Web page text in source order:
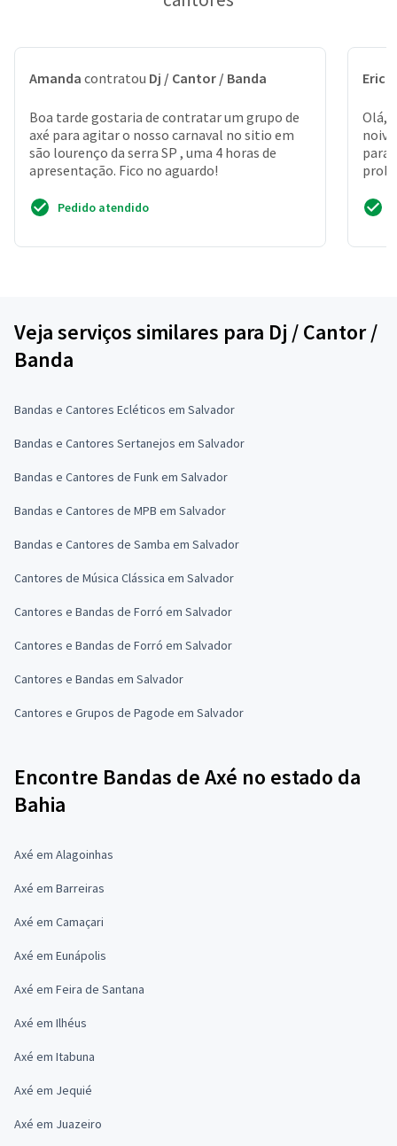
Amanda contratou Dj / Cantor / Banda
Boa tarde gostaria de contratar um grupo de
axé para agitar o nosso carnaval no sitio em
são lourenço da serra SP , uma 4 horas de
apresentação. Fico no aguardo!
Pedido atendido
Erick
Olá,
para
Veja serviços similares para Dj / Cantor /
Banda
Bandas e Cantores Ecléticos em Salvador
Bandas e Cantores Sertanejos em Salvador
Bandas e Cantores de Funk em Salvador
Bandas e Cantores de MPB em Salvador
Bandas e Cantores de Samba em Salvador
Cantores de Música Clássica em Salvador
Cantores e Bandas de Forró em Salvador
Cantores e Bandas de Forró em Salvador
Cantores e Bandas em Salvador
Cantores e Grupos de Pagode em Salvador
Encontre Bandas de Axé no estado da
Bahia
Axé em Alagoinhas
Axé em Barreiras
Axé em Camaçari
Axé em Eunápolis
Axé em Feira de Santana
Axé em Ilhéus
Axé em Itabuna
Axé em Jequié
Axé em Juazeiro